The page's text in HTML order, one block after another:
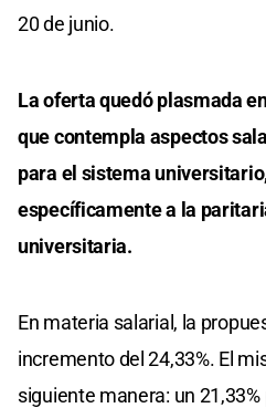
20 de junio.
La oferta quedó plasmada
que contempla aspectos
para el sistema
específicamente a la
universitaria.
En materia salarial, la
incremento del 24,33%. El
siguiente manera: un